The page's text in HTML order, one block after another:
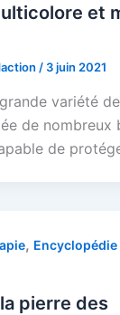
et
/ 3 juin 2021
variété
de nombreux
de
, Encyclopédie
la pierre des